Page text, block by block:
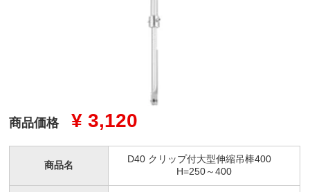
商品価格 ¥ 3,120
商品名
D40 クリップ付大型伸縮吊棒400
H=250～400